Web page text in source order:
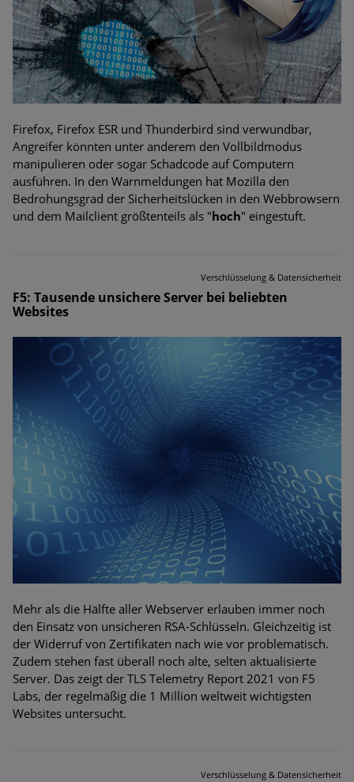
Firefox, Firefox ESR und Thunderbird sind verwundbar,
Angreifer könnten unter anderem den Vollbildmodus
manipulieren oder sogar Schadcode auf Computern
ausführen. In den Warnmeldungen hat Mozilla den
Bedrohungsgrad der Sicherheitslücken in den Webbrowsern
und dem Mailclient größtenteils als "hoch" eingestuft.
Verschlüsselung & Datensicherheit
F5: Tausende unsichere Server bei beliebten
Websites
Mehr als die Hälfte aller Webserver erlauben immer noch
den Einsatz von unsicheren RSA-Schlüsseln. Gleichzeitig ist
der Widerruf von Zertifikaten nach wie vor problematisch.
Zudem stehen fast überall noch alte, selten aktualisierte
Server. Das zeigt der TLS Telemetry Report 2021 von F5
Labs, der regelmäßig die 1 Million weltweit wichtigsten
Websites untersucht.
Verschlüsselung & Datensicherheit